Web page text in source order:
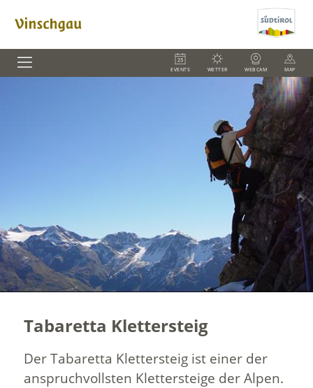
EVENTS WETTER WEBCAM MAP
Tabaretta Klettersteig
Der Tabaretta Klettersteig ist einer der
anspruchvollsten Klettersteige der Alpen.